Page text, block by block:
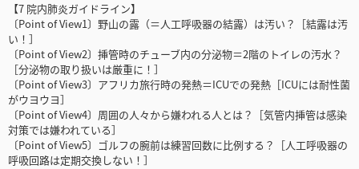
【7 院内肺炎ガイドライン】
〔Point of View1〕野山の露（＝人工呼吸器の結露）は汚い？［結露は汚
い！］
〔Point of View2〕挿管時のチューブ内の分泌物＝2階のトイレの汚水？
［分泌物の取り扱いは厳重に！］
〔Point of View3〕アフリカ旅行時の発熱＝ICUでの発熱［ICUには耐性菌
がウヨウヨ］
〔Point of View4〕周囲の人々から嫌われる人とは？［気管内挿管は感染
対策では嫌われている］
〔Point of View5〕ゴルフの腕前は練習回数に比例する？［人工呼吸器の
呼吸回路は定期交換しない！］